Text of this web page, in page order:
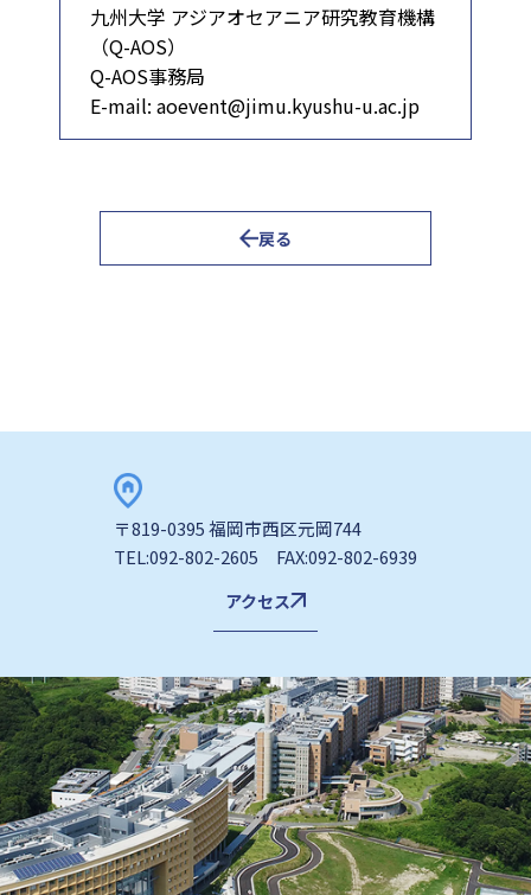
九州大学 アジアオセアニア研究教育機構
（Q-AOS）
Q-AOS事務局
E-mail: aoevent@jimu.kyushu-u.ac.jp
戻る
〒819-0395 福岡市西区元岡744
TEL:092-802-2605 FAX:092-802-6939
アクセス